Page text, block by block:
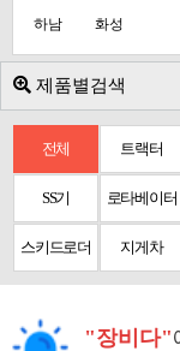
하남 화성
제품별검색
전체 트랙터
SS기 로타베이터
스키드로더 지게차
"장비다"